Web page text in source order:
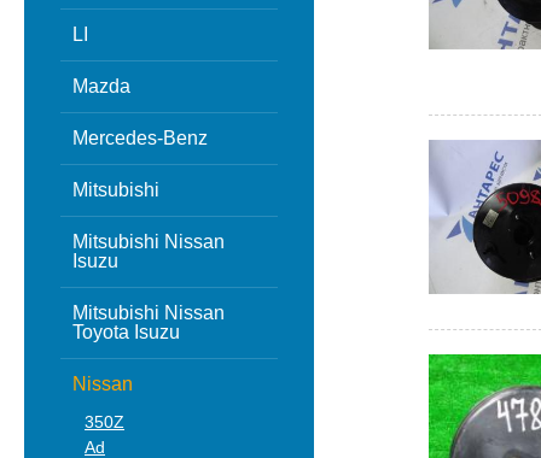
LI
Mazda
Mercedes-Benz
Mitsubishi
Mitsubishi Nissan
Isuzu
Mitsubishi Nissan
Toyota Isuzu
Nissan
350Z
Ad